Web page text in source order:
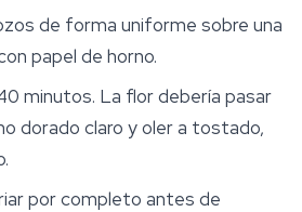
de forma uniforme sobre una
papel de horno.
minutos. La flor debería pasar
dorado claro y oler a tostado,
por completo antes de